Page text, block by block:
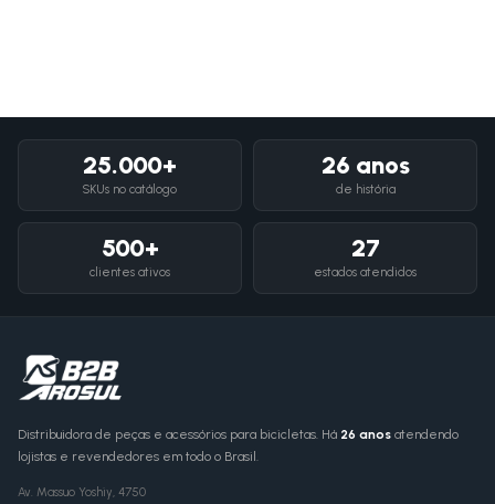
25.000+
SKUs no catálogo
26 anos
de história
500+
clientes ativos
27
estados atendidos
Distribuidora de peças e acessórios para bicicletas. Há 26 anos atendendo
lojistas e revendedores em todo o Brasil.
Av. Massuo Yoshiy, 4750